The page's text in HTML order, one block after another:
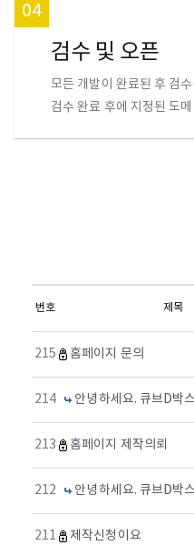
04
검수 및 오픈
모든 개발이 완료된 후 검
검수 완료 후에 지정된 도
번호 제목
215 홈페이지 문의
214 안녕하세요. 큐브D박
213 홈페이지 제작의뢰
212 안녕하세요. 큐브D박
211 제작신청이요